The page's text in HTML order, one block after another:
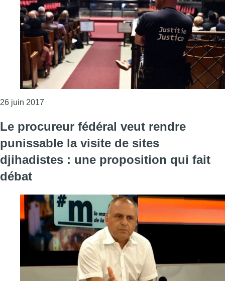
26 juin 2017
Le procureur fédéral veut rendre
punissable la visite de sites
djihadistes : une proposition qui fait
débat